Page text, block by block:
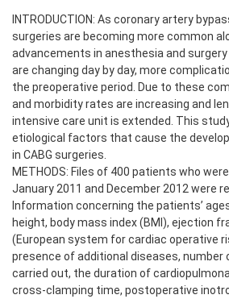
INTRODUCTION: As coronary artery
surgeries are becoming more common
advancements in anesthesia and
are changing day by day, more
the preoperative period. Due to these
and morbidity rates are increasing and
intensive care unit is extended. This
etiological factors that cause the
in CABG surgeries.
METHODS: Files of 400 patients who
January 2011 and December 2012 were
Information concerning the patients’
height, body mass index (BMI), ejection
(European system for cardiac operative
presence of additional diseases, number
carried out, the duration of
cross-clamping time, postoperative